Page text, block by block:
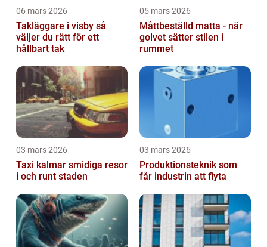
06 mars 2026
Takläggare i visby så
väljer du rätt för ett
hållbart tak
05 mars 2026
Måttbeställd matta - när
golvet sätter stilen i
rummet
03 mars 2026
Taxi kalmar smidiga resor
i och runt staden
03 mars 2026
Produktionsteknik som
får industrin att flyta